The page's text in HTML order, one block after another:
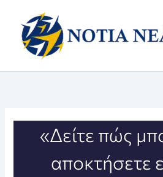
περιεχόμενο
«Δείτε πώς
αποκτήσετε